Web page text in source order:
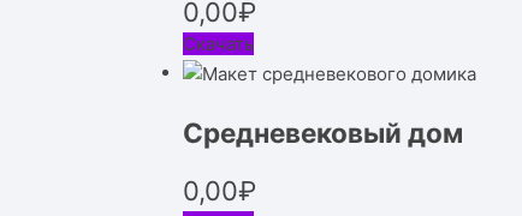
0,00₽
Скачать
Средневековый дом
0,00₽